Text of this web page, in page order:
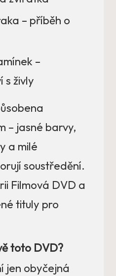
– příběh o
–
s živly
– jasné barvy,
a milé
soustředění.
Filmová DVD a
tituly pro
toto DVD?
jen obyčejná